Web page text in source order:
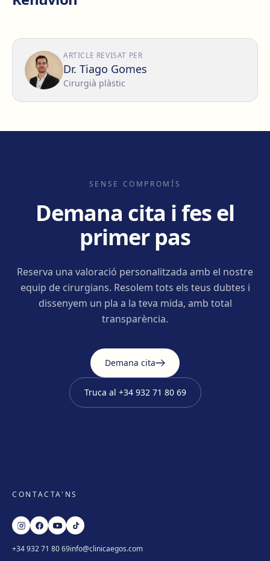
ARTICLE REVISAT PER
Dr. Tiago Gomes
Cirurgià plàstic
SENSE COMPROMÍS
Demana cita i fes el
primer pas
Reserva una valoració personalitzada amb el nostre
equip de cirurgians. Resolem tots els teus dubtes i
dissenyem un pla a la teva mida, amb total
transparència.
Demana cita
Truca al +34 932 71 80 69
CONTACTA'NS
+34 932 71 80 69info@clinicaegos.com